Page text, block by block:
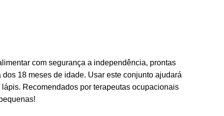
com segurança a independência, prontas
18 meses de idade. Usar este conjunto ajudará
Recomendados por terapeutas ocupacionais